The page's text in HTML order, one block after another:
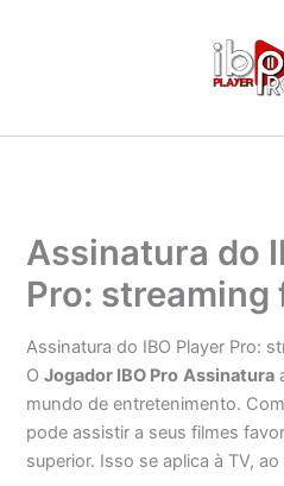
Assinatura do
Pro:
Assinatura do IBO Player Pro:
OJogador IBO Pro Assinatura
mundo de entretenimento.
pode assistir a seus filmes
superior. Isso se aplica à TV,